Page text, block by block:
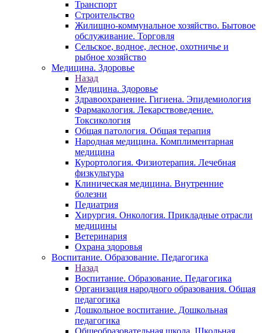
Транспорт
Строительство
Жилищно-коммунальное хозяйство. Бытовое
обслуживание. Торговля
Сельское, водное, лесное, охотничье и
рыбное хозяйство
Медицина. Здоровье
Назад
Медицина. Здоровье
Здравоохранение. Гигиена. Эпидемиология
Фармакология. Лекарствоведение.
Токсикология
Общая патология. Общая терапия
Народная медицина. Комплиментарная
медицина
Курортология. Физиотерапия. Лечебная
физкультура
Клиническая медицина. Внутренние
болезни
Педиатрия
Хирургия. Онкология. Прикладные отрасли
медицины
Ветеринария
Охрана здоровья
Воспитание. Образование. Педагогика
Назад
Воспитание. Образование. Педагогика
Организация народного образования. Общая
педагогика
Дошкольное воспитание. Дошкольная
педагогика
Общеобразовательная школа. Школьная